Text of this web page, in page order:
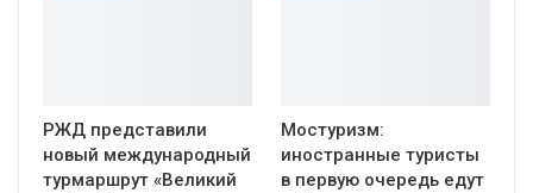
РЖД представили
новый международный
турмаршрут «Великий
Мостуризм:
иностранные туристы
в первую очередь едут